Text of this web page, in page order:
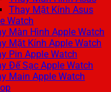
Thay Mặt Kính Asus
Watch
Màn Hình Apple Watch
Mặt Kính Apple Watch
Pin Apple Watch
Đế Sạc Apple Watch
Main Apple Watch